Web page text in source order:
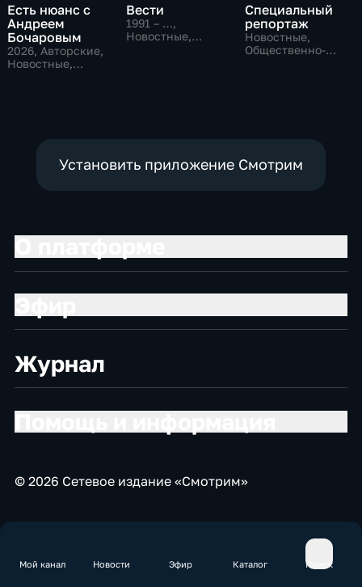
Мой канал Новости Эфир Каталог Поиск
Есть нюанс с
Андреем
Бочаровым
2026, Авторские,
Новостные,
Вести
1991 – …,
Новостные,
Специальный
репортаж
Новостные,
Общественно-
Установить приложение Смотрим
Журнал
© 2026 Сетевое издание «Смотрим»